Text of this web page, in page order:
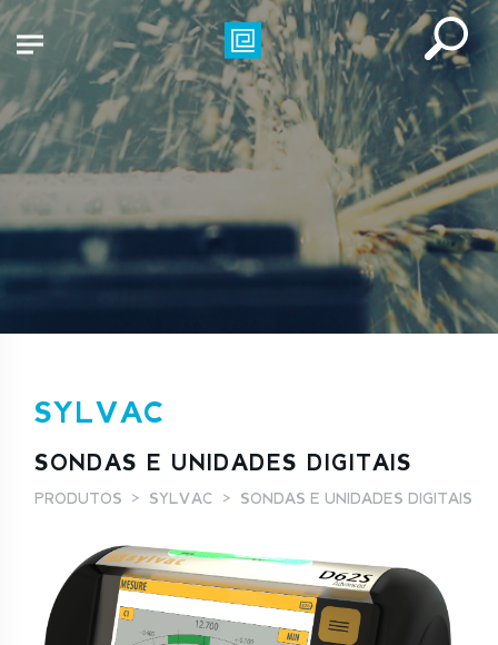
SYLVAC
SONDAS E UNIDADES DIGITAIS
PRODUTOS SYLVAC SONDAS E UNIDADES DIGITAIS